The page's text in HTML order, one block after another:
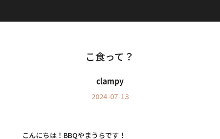
Information
こ食って？
clampy
2024-07-13
こんにちは！BBQやまうらです！